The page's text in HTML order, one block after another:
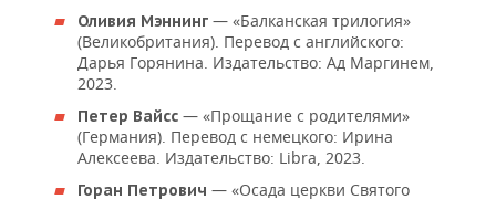
ХОККЕЙ С МЯЧОМ
ПРОИСШЕСТВИЯ
Оливия Мэннинг — «Балканская трилогия»
(Великобритания). Перевод с английского:
Дарья Горянина. Издательство: Ад Маргинем,
2023.
Петер Вайсс — «Прощание с родителями»
(Германия). Перевод с немецкого: Ирина
Алексеева. Издательство: Libra, 2023.
Горан Петрович — «Осада церкви Святого